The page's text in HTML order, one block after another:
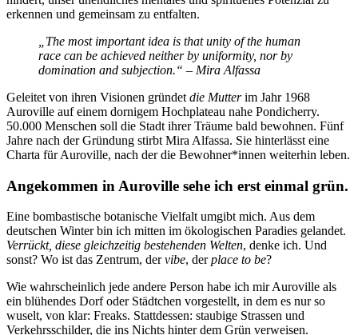
erkennen und gemeinsam zu entfalten.
„The most important idea is that unity of the human
race can be achieved neither by uniformity, nor by
domination and subjection.“ – Mira Alfassa
Geleitet von ihren Visionen gründet die Mutterim Jahr 1968
Auroville auf einem dornigem Hochplateau nahe Pondicherry.
50.000 Menschen soll die Stadt ihrer Träume bald bewohnen. Fünf
Jahre nach der Gründung stirbt Mira Alfassa. Sie hinterlässt eine
Charta für Auroville, nach der die Bewohner*innen weiterhin leben.
Angekommen in Auroville sehe ich erst einmal grün.
Eine bombastische botanische Vielfalt umgibt mich. Aus dem
deutschen Winter bin ich mitten im ökologischen Paradies gelandet.
Verrückt, diese gleichzeitig bestehenden Welten, denke ich. Und
sonst? Wo ist das Zentrum, dervibe, derplace to be?
Wie wahrscheinlich jede andere Person habe ich mir Auroville als
ein blühendes Dorf oder Städtchen vorgestellt, in dem es nur so
wuselt, von klar: Freaks. Stattdessen: staubige Strassen und
Verkehrsschilder, die ins Nichts hinter dem Grün verweisen.